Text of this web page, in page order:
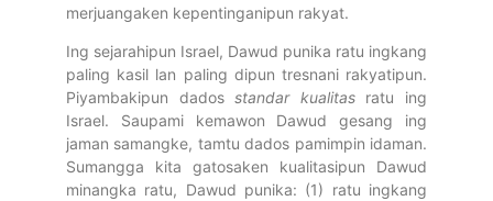
merjuangaken kepentinganipun rakyat.
Ing sejarahipun Israel, Dawud punika ratu ingkang
paling kasil lan paling dipun tresnani rakyatipun.
Piyambakipun dadosstandar kualitasratu ing
Israel. Saupami kemawon Dawud gesang ing
jaman samangke, tamtu dados pamimpin idaman.
Sumangga kita gatosaken kualitasipun Dawud
minangka ratu, Dawud punika: (1) ratu ingkang